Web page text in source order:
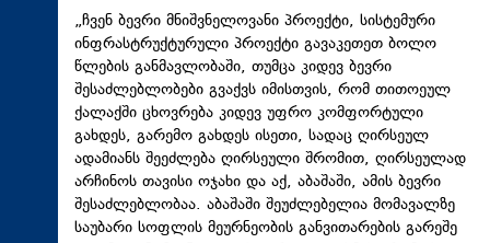
„ჩვენ ბევრი მნიშვნელოვანი პროექტი, სისტემური
ინფრასტრუქტურული პროექტი გავაკეთეთ ბოლო
წლების განმავლობაში, თუმცა კიდევ ბევრი
შესაძლებლობები გვაქვს იმისთვის, რომ თითოეულ
ქალაქში ცხოვრება კიდევ უფრო კომფორტული
გახდეს, გარემო გახდეს ისეთი, სადაც ღირსეულ
ადამიანს შეეძლება ღირსეული შრომით, ღირსეულად
არჩინოს თავისი ოჯახი და აქ, აბაშაში, ამის ბევრი
შესაძლებლობაა. აბაშაში შეუძლებელია მომავალზე
საუბარი სოფლის მეურნეობის განვითარების გარეშე